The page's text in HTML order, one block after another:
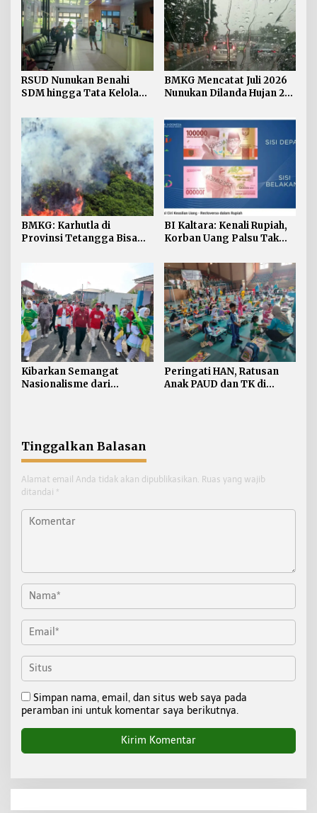
RSUD Nunukan Benahi
SDM hingga Tata Kelola
BMKG Mencatat Juli 2026
Nunukan Dilanda Hujan 23
BMKG: Karhutla di
Provinsi Tetangga Bisa
BI Kaltara: Kenali Rupiah,
Korban Uang Palsu Tak
Kibarkan Semangat
Nasionalisme dari
Peringati HAN, Ratusan
Anak PAUD dan TK di
Tinggalkan Balasan
Alamat email Anda tidak akan dipublikasikan. Ruas yang wajib
ditandai *
Simpan nama, email, dan situs web saya pada
peramban ini untuk komentar saya berikutnya.